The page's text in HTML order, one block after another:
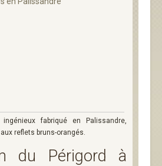
fabriqué en Palissandre,
reflets bruns-orangés.
du Périgord à